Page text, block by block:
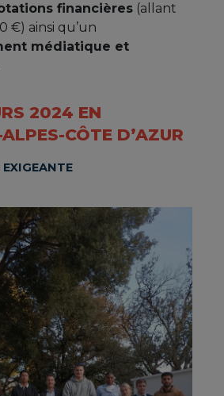
financières (allant
€) ainsi qu’un
médiatique et
2024 EN
CÔTE D’AZUR